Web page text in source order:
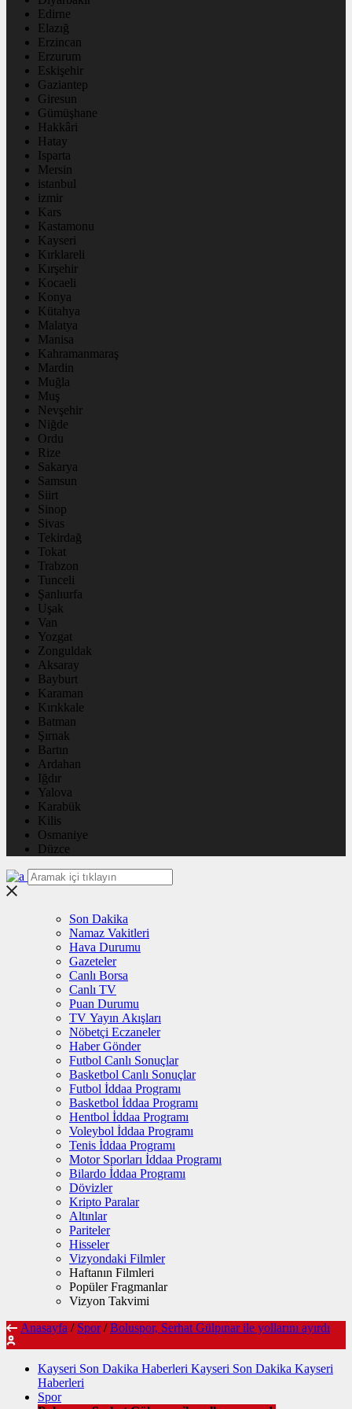
Edirne
Elazığ
Erzincan
Erzurum
Eskişehir
Gaziantep
Giresun
Gümüşhane
Hakkâri
Hatay
Isparta
Mersin
istanbul
izmir
Kars
Kastamonu
Kayseri
Kırklareli
Kırşehir
Kocaeli
Konya
Kütahya
Malatya
Manisa
Kahramanmaraş
Mardin
Muğla
Muş
Nevşehir
Niğde
Ordu
Rize
Sakarya
Samsun
Siirt
Sinop
Sivas
Tekirdağ
Tokat
Trabzon
Tunceli
Şanlıurfa
Uşak
Van
Yozgat
Zonguldak
Aksaray
Bayburt
Karaman
Kırıkkale
Batman
Şırnak
Bartın
Ardahan
Iğdır
Yalova
Karabük
Kilis
Osmaniye
Düzce
Son Dakika
Namaz Vakitleri
Hava Durumu
Gazeteler
Canlı Borsa
Canlı TV
Puan Durumu
TV Yayın Akışları
Nöbetçi Eczaneler
Haber Gönder
Futbol Canlı Sonuçlar
Basketbol Canlı Sonuçlar
Futbol İddaa Programı
Basketbol İddaa Programı
Hentbol İddaa Programı
Voleybol İddaa Programı
Tenis İddaa Programı
Motor Sporları İddaa Programı
Bilardo İddaa Programı
Dövizler
Kripto Paralar
Altınlar
Pariteler
Hisseler
Vizyondaki Filmler
Haftanın Filmleri
Popüler Fragmanlar
Vizyon Takvimi
Anasayfa / Spor / Boluspor, Serhat Gülpınar ile yollarını ayırdı
Kayseri Son Dakika Haberleri Kayseri Son Dakika Kayseri
Haberleri
Spor